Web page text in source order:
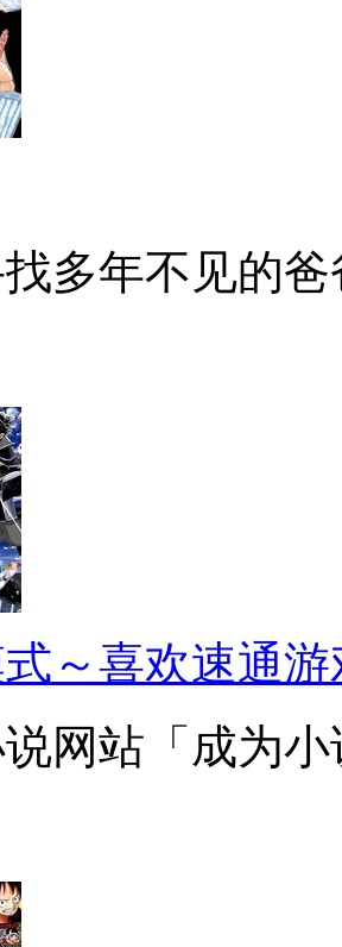
多年不见的爸
～喜欢速通
说网站「成为